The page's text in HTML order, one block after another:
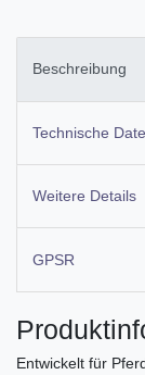
Beschreibung
Technische
Weitere Details
GPSR
Entwickelt für